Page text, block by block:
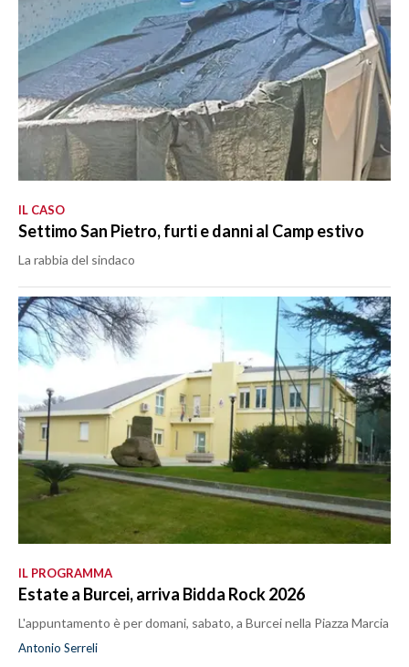
IL CASO
Settimo San Pietro, furti e danni al Camp estivo
La rabbia del sindaco
IL PROGRAMMA
Estate a Burcei, arriva Bidda Rock 2026
L'appuntamento è per domani, sabato, a Burcei nella Piazza Marcia
Antonio Serreli